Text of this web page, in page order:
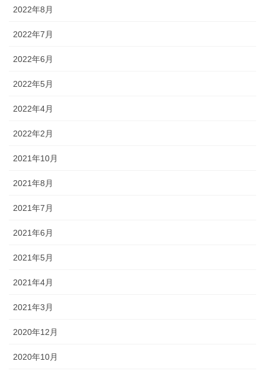
2022年8月
2022年7月
2022年6月
2022年5月
2022年4月
2022年2月
2021年10月
2021年8月
2021年7月
2021年6月
2021年5月
2021年4月
2021年3月
2020年12月
2020年10月